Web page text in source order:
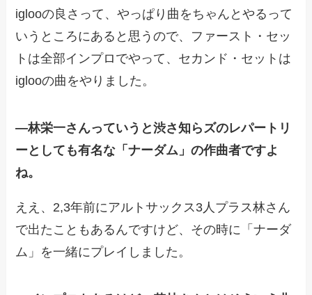
iglooの良さって、やっぱり曲をちゃんとやるって
いうところにあると思うので、ファースト・セッ
トは全部インプロでやって、セカンド・セットは
iglooの曲をやりました。
―林栄一さんっていうと渋さ知らズのレパートリ
ーとしても有名な「ナーダム」の作曲者ですよ
ね。
ええ、2,3年前にアルトサックス3人プラス林さん
で出たこともあるんですけど、その時に「ナーダ
ム」を一緒にプレイしました。